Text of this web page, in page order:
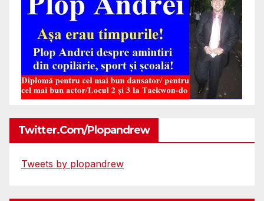
Twitter.com/plopandrew
Tweets by plopandrew